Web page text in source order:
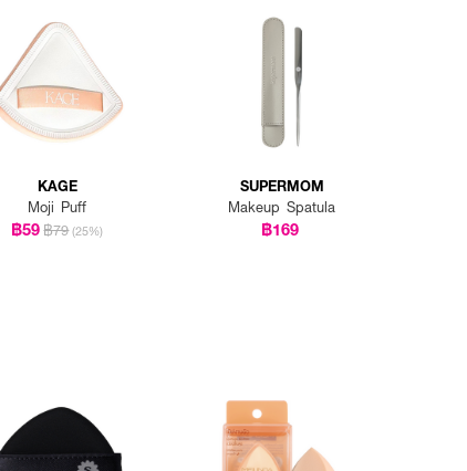
KAGE
Moji Puff
฿59฿79 (25%)
SUPERMOM
Makeup Spatula
฿169